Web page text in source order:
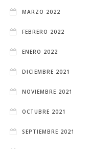
MARZO 2022
FEBRERO 2022
ENERO 2022
DICIEMBRE 2021
NOVIEMBRE 2021
OCTUBRE 2021
SEPTIEMBRE 2021